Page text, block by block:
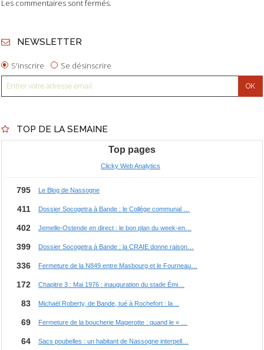
Les commentaires sont fermés.
NEWSLETTER
S'inscrire Se désinscrire
TOP DE LA SEMAINE